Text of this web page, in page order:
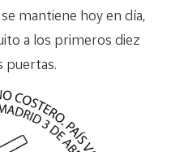
mantiene hoy en día,
a los primeros diez
puertas.